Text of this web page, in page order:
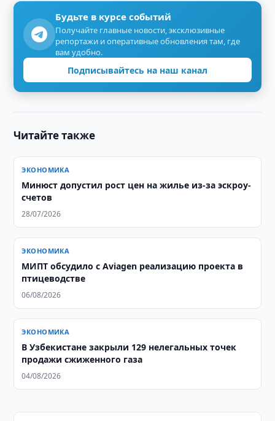
Будьте в курсе событий
Получайте главные новости, эксклюзивные
репортажи и оперативные обновления там, где
вам удобно.
Подписывайтесь на наш канал
Читайте также
ЭКОНОМИКА
Минюст допустил рост цен на жилье из-за эскроу-
счетов
28/07/2026
ЭКОНОМИКА
МИПТ обсудило с Aviagen реализацию проекта в
птицеводстве
06/08/2026
ЭКОНОМИКА
В Узбекистане закрыли 129 нелегальных точек
продажи сжиженного газа
04/08/2026